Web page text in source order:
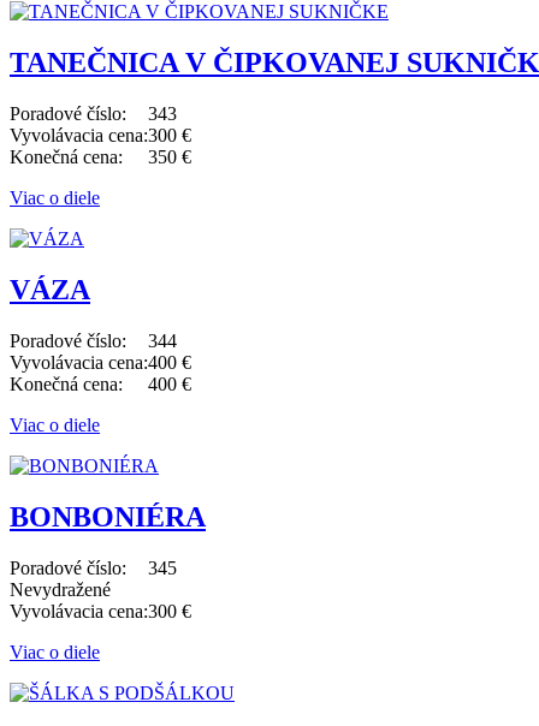
TANEČNICA V ČIPKOVANEJ
Poradové číslo:
343
Vyvolávacia cena:300 €
Konečná cena:
350 €
Viac o diele
VÁZA
Poradové číslo:
344
Vyvolávacia cena:400 €
Konečná cena:
400 €
Viac o diele
BONBONIÉRA
Poradové číslo:
345
Nevydražené
Vyvolávacia cena:300 €
Viac o diele